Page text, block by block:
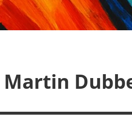
Martin